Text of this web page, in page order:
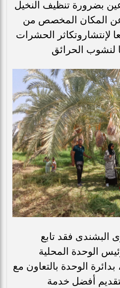
بضرورة تنظيف النخيل
عن المكان المخصص من
لإنتشاروتكاثر الحشرات
لنشوب الحرائق
البشندى فقد تابع
الوحدة المحلية
الوحدة بالتعاون مع
أفضل خدمة